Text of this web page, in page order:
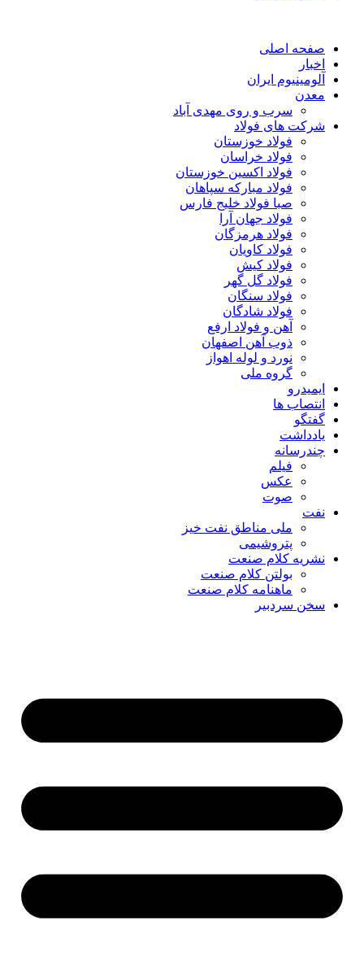
صفحه اصلی
اخبار
آلومینیوم ایران
معدن
سرب و روی مهدی آباد
شرکت های فولاد
فولاد خوزستان
فولاد خراسان
فولاد اکسین خوزستان
فولاد مبارکه سپاهان
صبا فولاد خلیج فارس
فولاد جهان آرا
فولاد هرمزگان
فولاد کاویان
فولاد کیش
فولاد گل گهر
فولاد سنگان
فولاد شادگان
آهن و فولاد ارفع
ذوب آهن اصفهان
نورد و لوله اهواز
گروه ملی
ایمیدرو
انتصاب ها
گفتگو
یادداشت
چندرسانه
فیلم
عکس
صوت
نفت
ملی مناطق نفت خیز
پتروشیمی
نشریه کلام صنعت
بولتن کلام صنعت
ماهنامه کلام صنعت
سخن سردبیر